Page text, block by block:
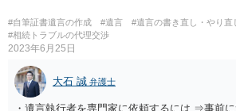
と ・今後一切の連絡をしてこないでほしいこ
ようであれば警察への通報や法的措置も辞さな
書面を発送してもらうことがよろしいように思
#自筆証書遺言の作成 #遺言 #遺言の書き直し・やり直
#相続トラブルの代理交渉
2023年6月25日
大石 誠 弁護士
・遺言執行者を専門家に依頼するには ⇒事前